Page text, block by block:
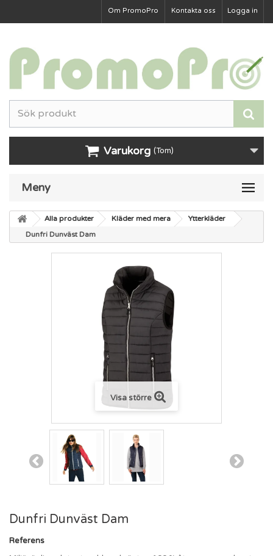
Logga in
Kontakta oss
Om PromoPro
Varukorg (Tom)
Meny
Alla produkter Kläder med mera
Ytterkläder
Dunfri Dunväst Dam
Visa större
Dunfri Dunväst Dam
Referens